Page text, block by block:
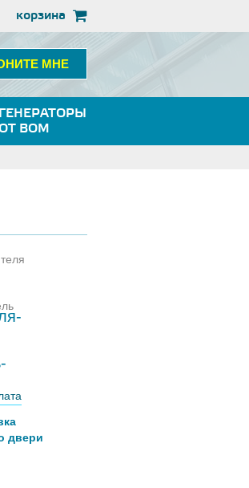
корзина
МНЕ
ГЕНЕРАТОРЫ
ВОМ
двери